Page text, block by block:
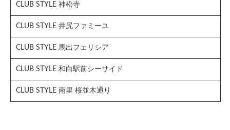
CLUB STYLE 神松寺
CLUB STYLE 井尻ファミーユ
CLUB STYLE 馬出フェリシア
CLUB STYLE 和白駅前シーサイド
CLUB STYLE 南里 桜並木通り